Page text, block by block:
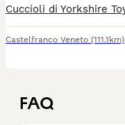
Castelfranco Veneto (111.1km)
FAQ